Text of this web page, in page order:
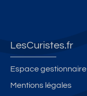
LesCuristes.fr
Espace gestionnaire
Mentions légales